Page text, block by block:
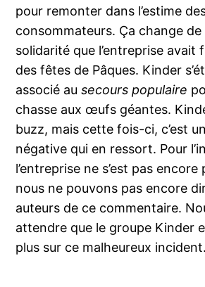
pour remonter dans l’estime
consommateurs. Ça change de
solidarité que l’entreprise avait
des fêtes de Pâques. Kinder
associé ausecours populaire
chasse aux œufs géantes.
buzz, mais cette fois-ci, c’est
négative qui en ressort. Pour
l’entreprise ne s’est pas
nous ne pouvons pas encore
auteurs de ce commentaire.
attendre que le groupe Kinder
plus sur ce malheureux incident.